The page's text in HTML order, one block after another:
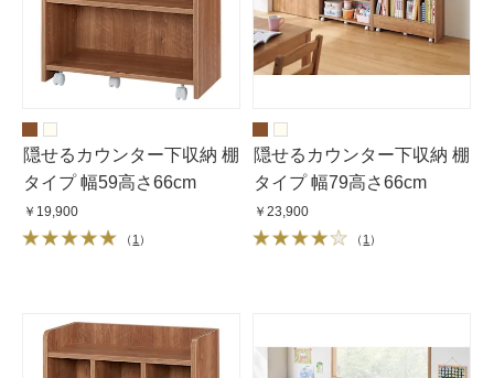
隠せるカウンター下収納 棚
タイプ 幅59高さ66cm
￥19,900
（ 1 ）
隠せるカウンター下収納 棚
タイプ 幅79高さ66cm
￥23,900
（ 1 ）